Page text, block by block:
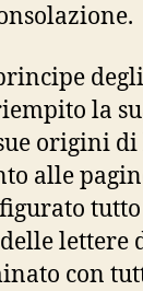
degli
la
origini di
alle
lettere
con